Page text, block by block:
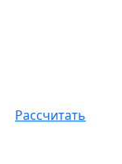
Рассчитать